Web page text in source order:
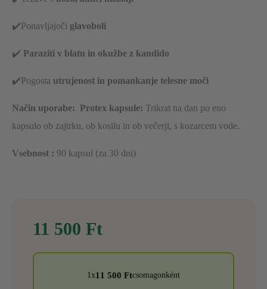
✔️Ponavljajoči glavoboli
✔️ Paraziti v blatu in okužbe z kandido
✔️Pogosta utrujenost in pomankanje telesne moči
Način uporabe: Protex kapsule: Trikrat na dan po eno
kapsulo ob zajtrku, ob kosilu in ob večerji, s kozarcem vode.
Vsebnost : 90 kapsul (za 30 dni)
11 500 Ft
1x11 500 Ftcsomagonként